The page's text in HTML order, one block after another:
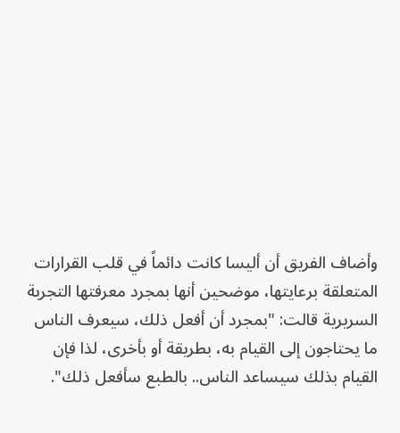
وأضاف الفريق أن أليسا كانت دائماً في قلب القرارات
المتعلقة برعايتها، موضحين أنها بمجرد معرفتها التجربة
السريرية قالت: "بمجرد أن أفعل ذلك، سيعرف الناس
ما يحتاجون إلى القيام به، بطريقة أو بأخرى، لذا فإن
القيام بذلك سيساعد الناس.. بالطبع سأفعل ذلك".